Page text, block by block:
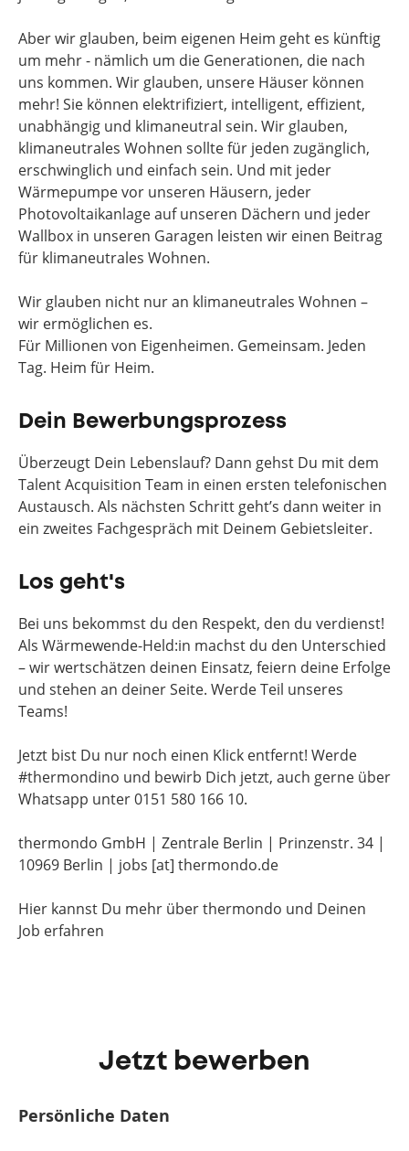
Aber wir glauben, beim eigenen Heim geht es künftig
um mehr - nämlich um die Generationen, die nach
uns kommen. Wir glauben, unsere Häuser können
mehr! Sie können elektrifiziert, intelligent, effizient,
unabhängig und klimaneutral sein. Wir glauben,
klimaneutrales Wohnen sollte für jeden zugänglich,
erschwinglich und einfach sein. Und mit jeder
Wärmepumpe vor unseren Häusern, jeder
Photovoltaikanlage auf unseren Dächern und jeder
Wallbox in unseren Garagen leisten wir einen Beitrag
für klimaneutrales Wohnen.
Wir glauben nicht nur an klimaneutrales Wohnen –
wir ermöglichen es.
Für Millionen von Eigenheimen. Gemeinsam. Jeden
Tag. Heim für Heim.
Dein Bewerbungsprozess
Überzeugt Dein Lebenslauf? Dann gehst Du mit dem
Talent Acquisition Team in einen ersten telefonischen
Austausch. Als nächsten Schritt geht’s dann weiter in
ein zweites Fachgespräch mit Deinem Gebietsleiter.
Los geht's
Bei uns bekommst du den Respekt, den du verdienst!
Als Wärmewende-Held:in machst du den Unterschied
– wir wertschätzen deinen Einsatz, feiern deine Erfolge
und stehen an deiner Seite. Werde Teil unseres
Teams!
Jetzt bist Du nur noch einen Klick entfernt! Werde
#thermondino und bewirb Dich jetzt, auch gerne über
Whatsapp unter 0151 580 166 10.
thermondo GmbH | Zentrale Berlin | Prinzenstr. 34 |
10969 Berlin | jobs [at] thermondo.de
Hier kannst Du mehr über thermondo und Deinen
Job erfahren
Jetzt bewerben
Persönliche Daten